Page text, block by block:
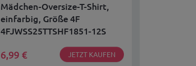
Mädchen-Oversize-T-Shirt,
einfarbig, Größe 4F
4FJWSS25TTSHF1851-12S
6,99 € JETZT KAUFEN